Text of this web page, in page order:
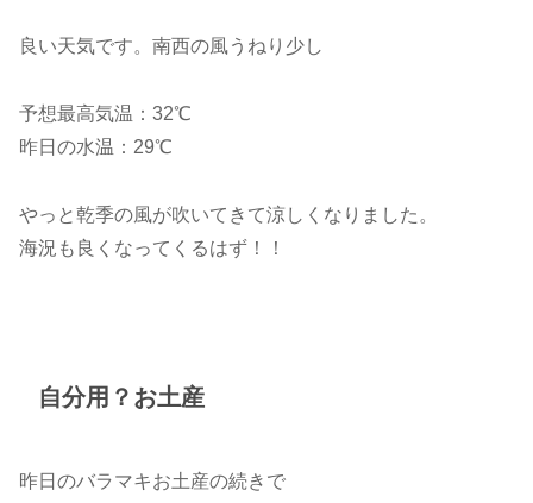
良い天気です。南西の風うねり少し
予想最高気温：32℃
昨日の水温：29℃
やっと乾季の風が吹いてきて涼しくなりました。
海況も良くなってくるはず！！
自分用？お土産
昨日のバラマキお土産の続きで